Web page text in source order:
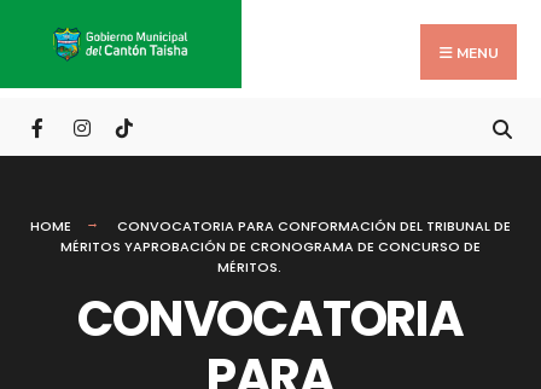
content
MENU
HOME
CONVOCATORIA PARA CONFORMACIÓN DEL TRIBUNAL DE
MÉRITOS YAPROBACIÓN DE CRONOGRAMA DE CONCURSO DE
MÉRITOS.
CONVOCATORIA
for: